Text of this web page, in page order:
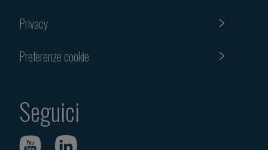
Privacy
Preferenze cookie
Seguici